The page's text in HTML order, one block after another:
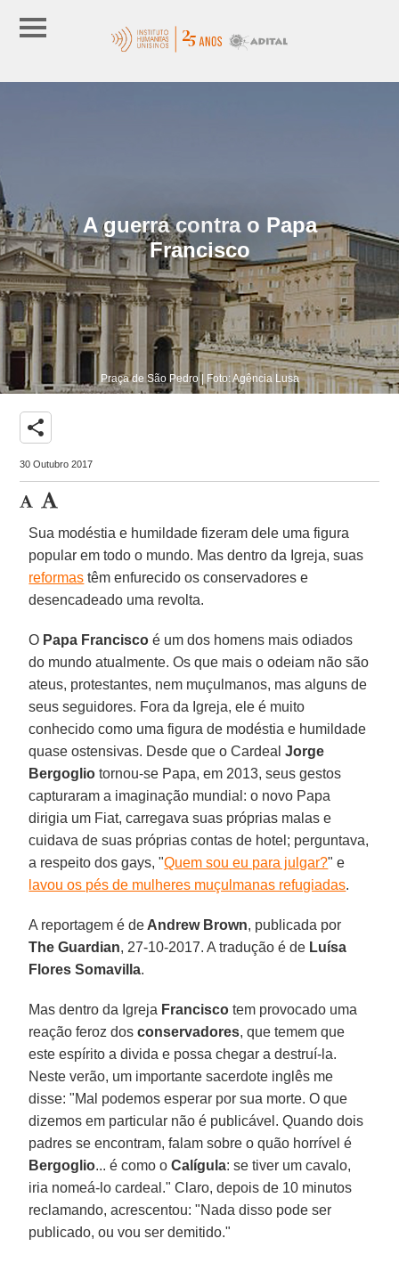
A guerra contra o Papa
Francisco
Praça de São Pedro | Foto: Agência Lusa
share
30 Outubro 2017
Sua modéstia e humildade fizeram dele uma figura
popular em todo o mundo. Mas dentro da Igreja, suas
reformas têm enfurecido os conservadores e
desencadeado uma revolta.
O Papa Francisco é um dos homens mais odiados
do mundo atualmente. Os que mais o odeiam não são
ateus, protestantes, nem muçulmanos, mas alguns de
seus seguidores. Fora da Igreja, ele é muito
conhecido como uma figura de modéstia e humildade
quase ostensivas. Desde que o CardealJorge
Bergoglio tornou-se Papa, em 2013, seus gestos
capturaram a imaginação mundial: o novo Papa
dirigia um Fiat, carregava suas próprias malas e
cuidava de suas próprias contas de hotel; perguntava,
a respeito dos gays, "Quem sou eu para julgar?" e
lavou os pés de mulheres muçulmanas refugiadas.
A reportagem é de Andrew Brown, publicada por
The Guardian, 27-10-2017. A tradução é de Luísa
Flores Somavilla.
Mas dentro da Igreja Francisco tem provocado uma
reação feroz dosconservadores, que temem que
este espírito a divida e possa chegar a destruí-la.
Neste verão, um importante sacerdote inglês me
disse: "Mal podemos esperar por sua morte. O que
dizemos em particular não é publicável. Quando dois
padres se encontram, falam sobre o quão horrível é
Bergoglio... é como oCalígula: se tiver um cavalo,
iria nomeá-lo cardeal." Claro, depois de 10 minutos
reclamando, acrescentou: "Nada disso pode ser
publicado, ou vou ser demitido."